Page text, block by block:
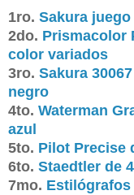
1ro. Sakura
2do. Prismacolor
color variados
3ro. Sakura
negro
4to. Waterman
azul
5to. Pilot Precise
6to. Staedtler de
7mo. Estilógrafos